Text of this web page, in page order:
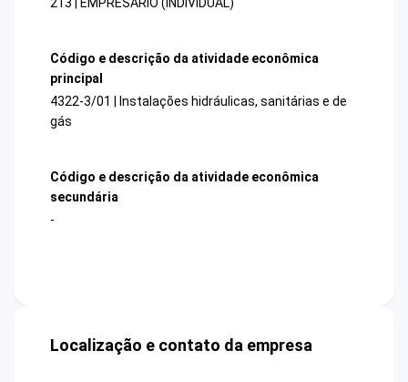
Código e descrição da atividade econômica
principal
4322-3/01 | Instalações hidráulicas, sanitárias e de
gás
Código e descrição da atividade econômica
secundária
-
Localização e contato da empresa